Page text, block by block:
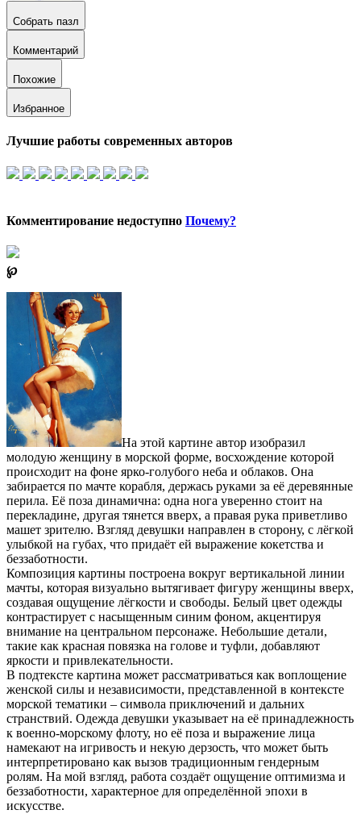
Собрать пазл
Комментарий
Похожие
Избранное
Лучшие работы современных авторов
Комментирование недоступно Почему?
℘
На этой картине автор изобразил
молодую женщину в морской форме, восхождение которой
происходит на фоне ярко-голубого неба и облаков. Она
забирается по мачте корабля, держась руками за её деревянные
перила. Её поза динамична: одна нога уверенно стоит на
перекладине, другая тянется вверх, а правая рука приветливо
машет зрителю. Взгляд девушки направлен в сторону, с лёгкой
улыбкой на губах, что придаёт ей выражение кокетства и
беззаботности.
Композиция картины построена вокруг вертикальной линии
мачты, которая визуально вытягивает фигуру женщины вверх,
создавая ощущение лёгкости и свободы. Белый цвет одежды
контрастирует с насыщенным синим фоном, акцентируя
внимание на центральном персонаже. Небольшие детали,
такие как красная повязка на голове и туфли, добавляют
яркости и привлекательности.
В подтексте картина может рассматриваться как воплощение
женской силы и независимости, представленной в контексте
морской тематики – символа приключений и дальних
странствий. Одежда девушки указывает на её принадлежность
к военно-морскому флоту, но её поза и выражение лица
намекают на игривость и некую дерзость, что может быть
интерпретировано как вызов традиционным гендерным
ролям. На мой взгляд, работа создаёт ощущение оптимизма и
беззаботности, характерное для определённой эпохи в
искусстве.